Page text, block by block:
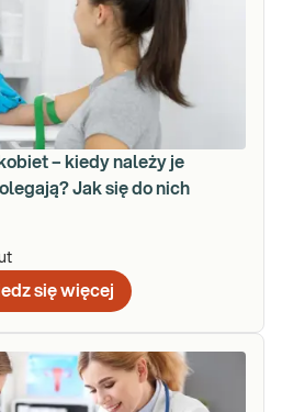
– kiedy należy je
Jak się do nich
się więcej